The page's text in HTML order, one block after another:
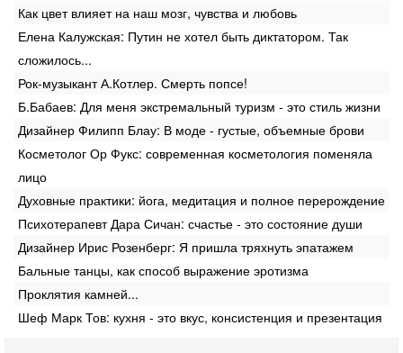
Как цвет влияет на наш мозг, чувства и любовь
Елена Калужская: Путин не хотел быть диктатором. Так
сложилось...
Рок-музыкант А.Котлер. Смерть попсе!
Б.Бабаев: Для меня экстремальный туризм - это стиль жизни
Дизайнер Филипп Блау: В моде - густые, объемные брови
Косметолог Ор Фукс: современная косметология поменяла
лицо
Духовные практики: йога, медитация и полное перерождение
Психотерапевт Дара Сичан: счастье - это состояние души
Дизайнер Ирис Розенберг: Я пришла тряхнуть эпатажем
Бальные танцы, как способ выражение эротизма
Проклятия камней...
Шеф Марк Тов: кухня - это вкус, консистенция и презентация